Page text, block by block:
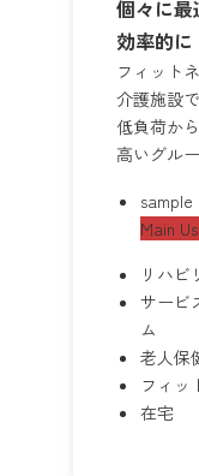
個々に
効率的に
フィット
介護施設
低負荷か
高いグル
sample
Main
リハ
サービ
ム
老人保
フィッ
在宅